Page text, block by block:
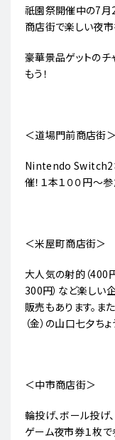
祇園祭開催中の7月20
商店街で楽しい夜市
豪華景品ゲットの
もう！
＜道場門前商店街＞
Nintendo Switch2
催！１本１００円～参
＜米屋町商店街＞
大人気の射的（400
300円）など楽しい
販売もあります。ま
（金）の山口七夕ち
＜中市商店街＞
輪投げ、ボール投げ
ゲーム夜市券１枚